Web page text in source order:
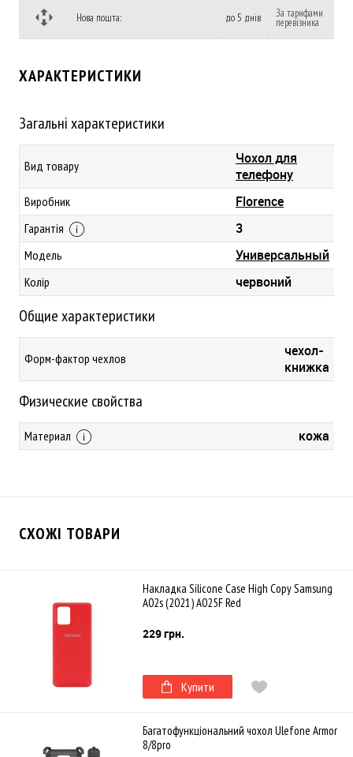
Нова пошта: до 5 днів За тарифами
перевізника
ХАРАКТЕРИСТИКИ
Загальні характеристики
Вид товару
Чохол для
телефону
Виробник Florence
Гарантія 3
Модель Универсальный
Колір червоний
Общие характеристики
Форм-фактор чехлов
чехол-
книжка
Физические свойства
Материал кожа
СХОЖІ ТОВАРИ
Накладка Silicone Case High Copy Samsung
A02s (2021) A025F Red
229 грн.
Купити
Багатофункціональний чохол Ulefone Armor
8/8pro